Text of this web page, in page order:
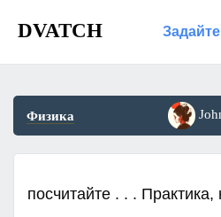
DVATCH
Физика
посчитайте . . .